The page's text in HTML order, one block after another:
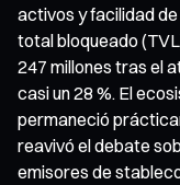
activos y facilidad
total bloqueado
247 millones tras el
casi un 28 %. El
permaneció
reavivó el debate
emisores de